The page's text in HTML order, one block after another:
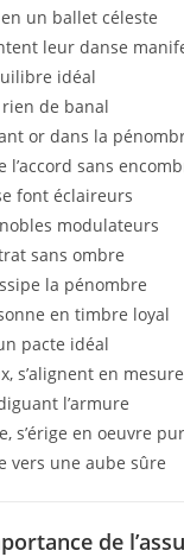
un ballet céleste
leur danse
idéal
rien de banal
or dans la
l’accord sans
font éclaireurs
modulateurs
sans ombre
la pénombre
en timbre loyal
pacte idéal
s’alignent en mesure
l’armure
s’érige en oeuvre
vers une aube sûre
de